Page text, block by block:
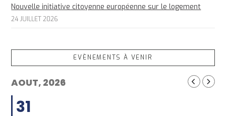
Nouvelle initiative citoyenne européenne sur le logement
24 JUILLET 2026
EVÈNEMENTS À VENIR
AOUT, 2026
31